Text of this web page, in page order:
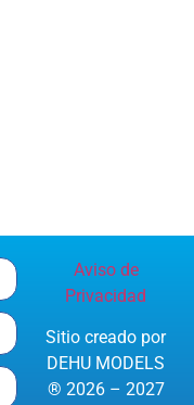
Aviso de
Privacidad
Sitio creado por
DEHU MODELS
® 2026 – 2027